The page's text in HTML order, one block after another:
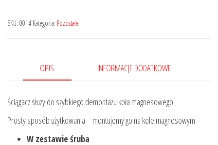
koła
silników
4T
SKU: 0014 Kategoria: Pozostałe
OPIS INFORMACJE DODATKOWE
Ściągacz służy do szybkiego demontażu koła magnesowego
Prosty sposób użytkowania – montujemy go na kole magnesowym
W zestawie śruba